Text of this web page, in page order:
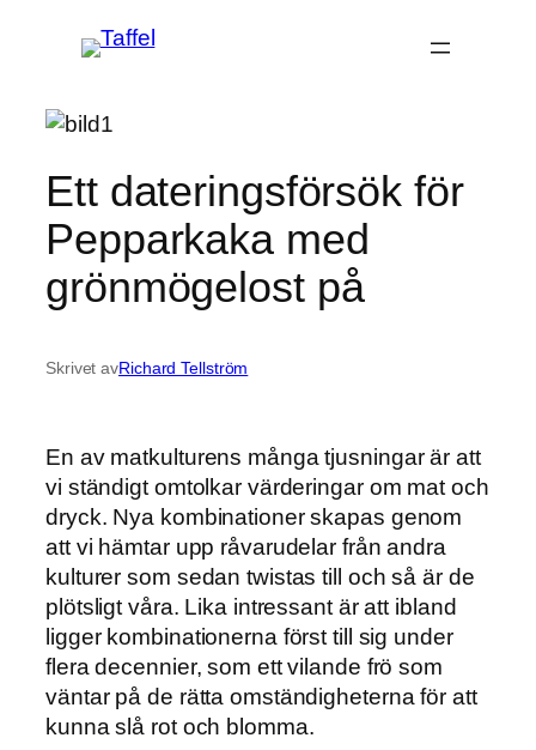
Ett dateringsförsök för
Pepparkaka med
grönmögelost på
Skrivet avRichard Tellström
En av matkulturens många tjusningar är att
vi ständigt omtolkar värderingar om mat och
dryck. Nya kombinationer skapas genom
att vi hämtar upp råvarudelar från andra
kulturer som sedan twistas till och så är de
plötsligt våra. Lika intressant är att ibland
ligger kombinationerna först till sig under
flera decennier, som ett vilande frö som
väntar på de rätta omständigheterna för att
kunna slå rot och blomma.